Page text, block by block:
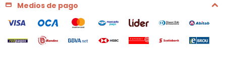
Medios de pago